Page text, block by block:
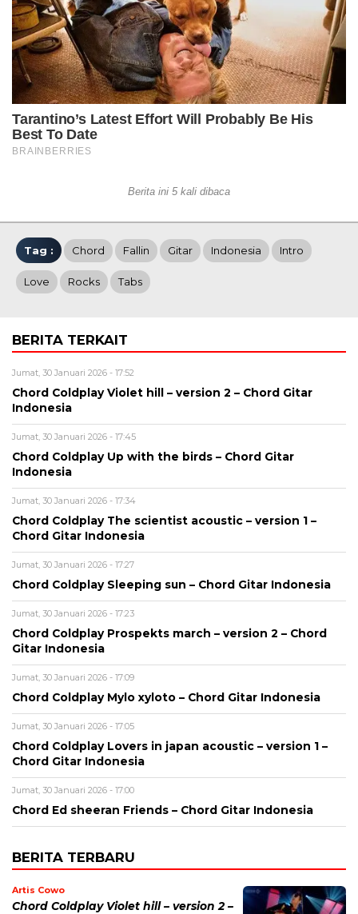
Berita ini 5 kali dibaca
Tag : Chord Fallin Gitar Indonesia Intro
Love Rocks Tabs
BERITA TERKAIT
Jumat, 30 Januari 2026 - 17:52
Chord Coldplay Violet hill – version 2 – Chord Gitar
Indonesia
Jumat, 30 Januari 2026 - 17:45
Chord Coldplay Up with the birds – Chord Gitar
Indonesia
Jumat, 30 Januari 2026 - 17:34
Chord Coldplay The scientist acoustic – version 1 –
Chord Gitar Indonesia
Jumat, 30 Januari 2026 - 17:27
Chord Coldplay Sleeping sun – Chord Gitar Indonesia
Jumat, 30 Januari 2026 - 17:23
Chord Coldplay Prospekts march – version 2 – Chord
Gitar Indonesia
Jumat, 30 Januari 2026 - 17:09
Chord Coldplay Mylo xyloto – Chord Gitar Indonesia
Jumat, 30 Januari 2026 - 17:05
Chord Coldplay Lovers in japan acoustic – version 1 –
Chord Gitar Indonesia
Jumat, 30 Januari 2026 - 17:00
Chord Ed sheeran Friends – Chord Gitar Indonesia
BERITA TERBARU
Artis Cowo
Chord Coldplay Violet hill – version 2 –